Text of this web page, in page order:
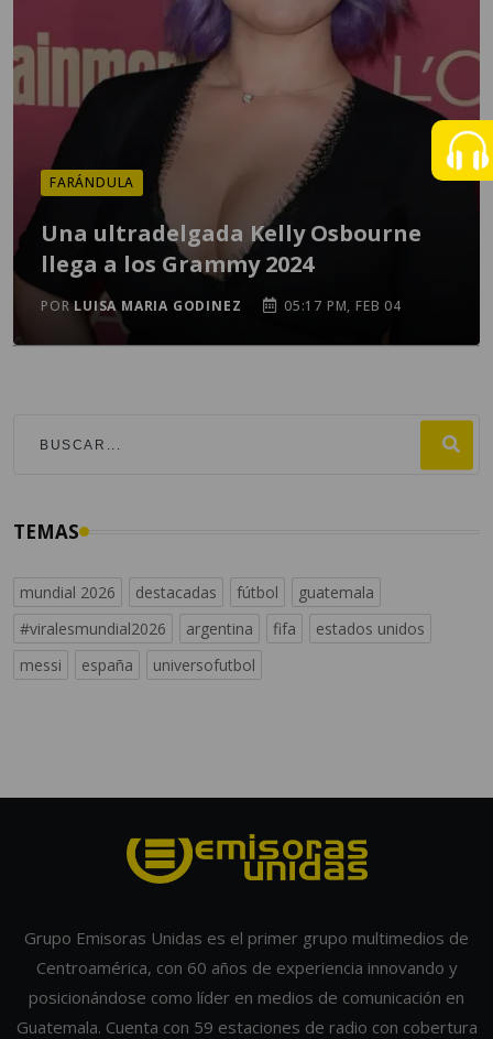
FARÁNDULA
Una ultradelgada Kelly Osbourne
llega a los Grammy 2024
PORLUISA MARIA GODINEZ 05:17 PM, FEB 04
TEMAS
mundial 2026 destacadas fútbol
guatemala
#viralesmundial2026
argentina fifa
estados unidos
messi
españa universofutbol
Grupo Emisoras Unidas es el primer grupo multimedios de
Centroamérica, con 60 años de experiencia innovando y
posicionándose como líder en medios de comunicación en
Guatemala. Cuenta con 59 estaciones de radio con cobertura